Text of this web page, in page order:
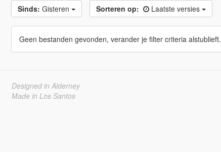
Sinds: Gisteren Sorteren op: Laatste versies
Geen bestanden gevonden, verander je filter criteria alstublieft.
Designed in Alderney
Made in Los Santos